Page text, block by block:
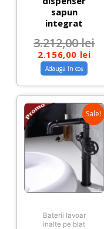
sapun
integrat
3.212,00lei
2.156,00 lei
Adaugă în coș
Sale!
Baterii lavoar
inalte pe blat